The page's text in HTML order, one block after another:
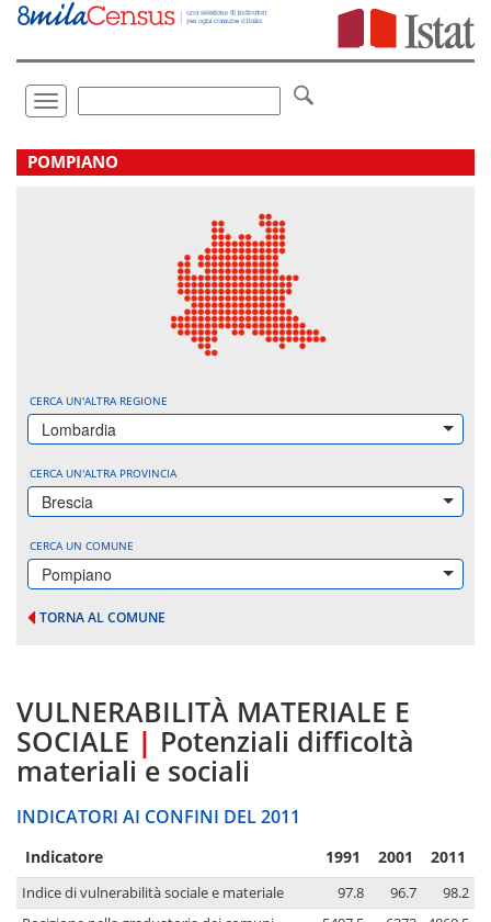
Vai
direttamente
Toggle
navigation
.
POMPIANO
CERCA UN'ALTRA REGIONE
Lombardia
CERCA UN'ALTRA PROVINCIA
Brescia
CERCA UN COMUNE
Pompiano
TORNA AL COMUNE
VULNERABILITÀ MATERIALE E
SOCIALE | Potenziali difficoltà
materiali e sociali
INDICATORI AI CONFINI DEL 2011
Indicatore 1991 2001 2011
Indice di vulnerabilità sociale e materiale 97.8 96.7
98.2